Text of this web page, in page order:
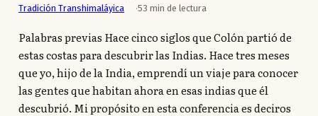
Tradición Transhimaláyica
53 min de lectura
Palabras previas Hace cinco siglos que Colón partió de
estas costas para descubrir las Indias. Hace tres meses
que yo, hijo de la India, emprendí un viaje para conocer
las gentes que habitan ahora en esas indias que él
descubrió. Mi propósito en esta conferencia es deciros